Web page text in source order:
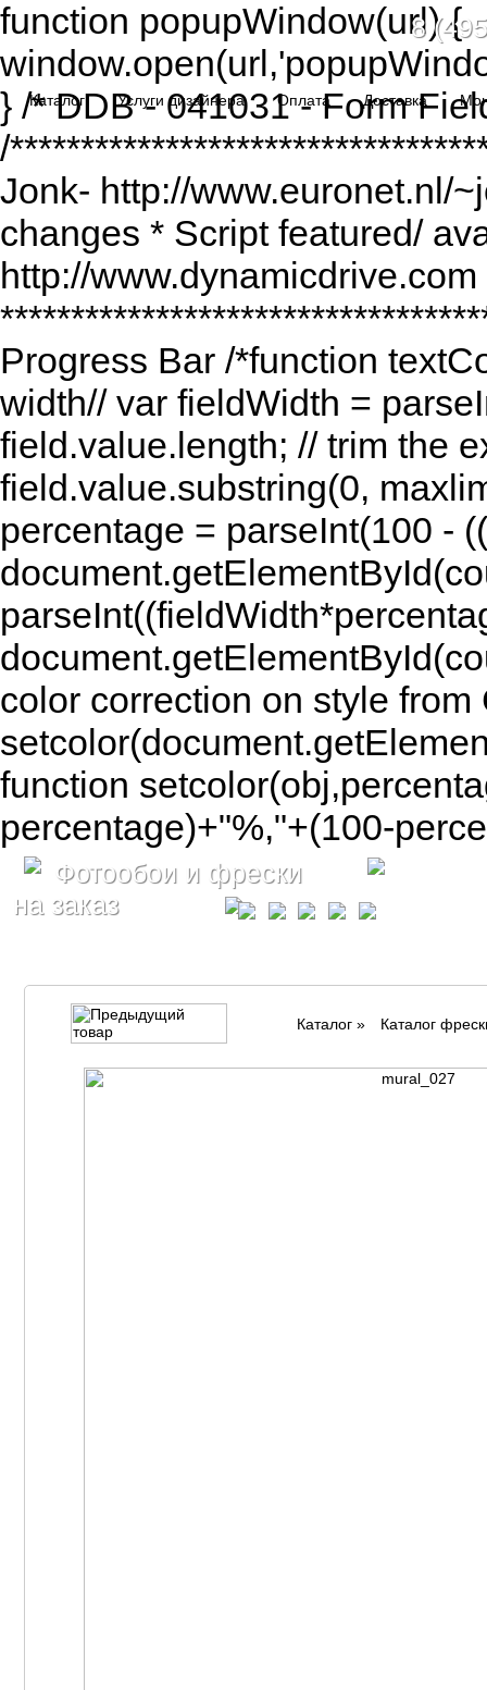
function popupWindow(url) {
} /* DDB - 041031 - Form
/
Jonk- http://www.euronet.nl/
changes * Script featured/
http://
Progress Bar /*function
width// var fieldWidth =
field.value.length; // trim the
field.value.substring(0,
percentage = parseInt(100 -
color correction on style
function
percentage)+"%,"+(100-
Фотообои и фрески
на заказ
8
Каталог Услуги дизайнера Оплата Доставка
Каталог» Каталог